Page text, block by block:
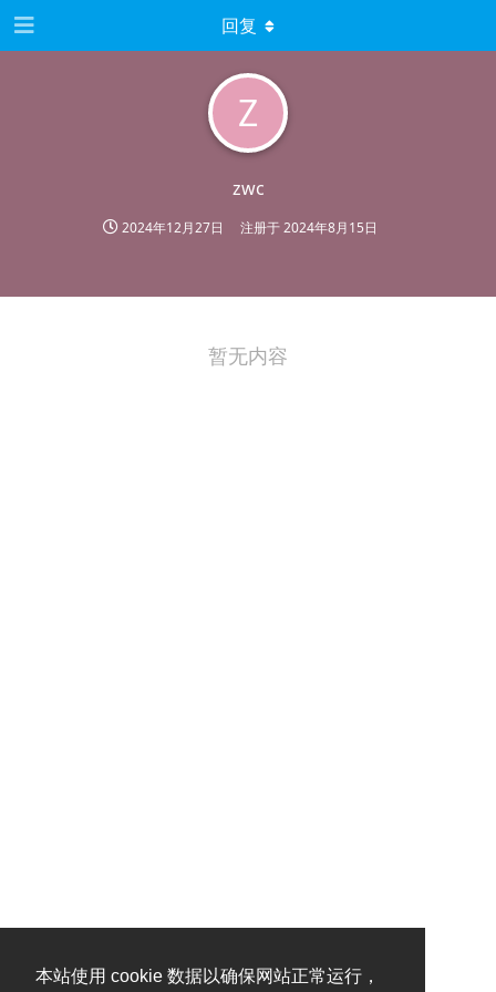
本站使用 cookie 数据以确保网站正常运行，
Z
zwc
2024年12月27日 注册于2024年8月15日
回复
暂无内容